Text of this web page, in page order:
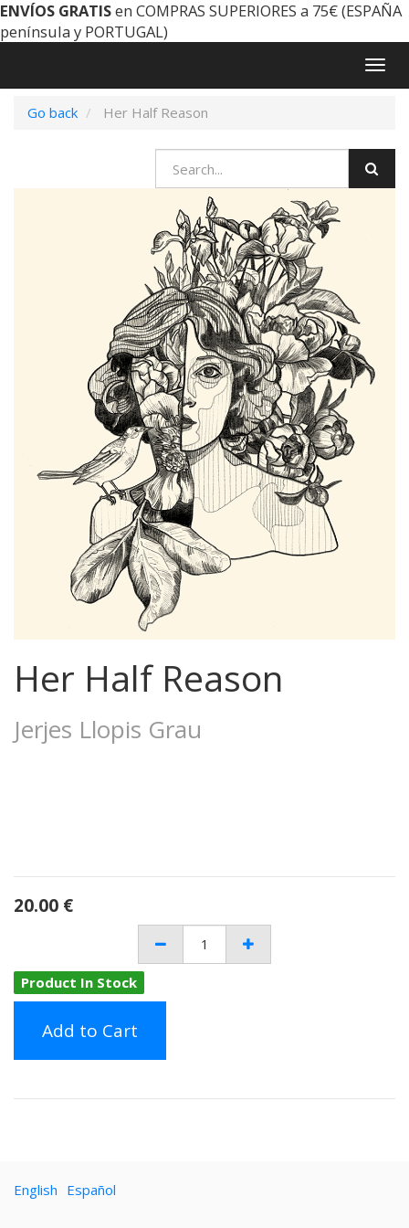
ENVÍOS GRATISen COMPRAS SUPERIORES a 75€ (ESPAÑA
península y PORTUGAL)
Go back
Her Half Reason
Her Half Reason
Jerjes Llopis Grau
20.00 €
Product In Stock
Add to Cart
English Español